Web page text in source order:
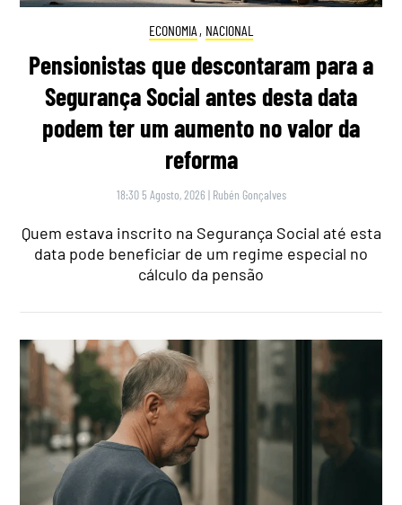
ECONOMIA , NACIONAL
Pensionistas que descontaram para a
Segurança Social antes desta data
podem ter um aumento no valor da
reforma
18:30 5 Agosto, 2026 | Rubén Gonçalves
Quem estava inscrito na Segurança Social até esta
data pode beneficiar de um regime especial no
cálculo da pensão